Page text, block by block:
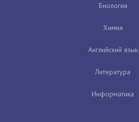
Биология
Химия
Английский язык
Литература
Информатика